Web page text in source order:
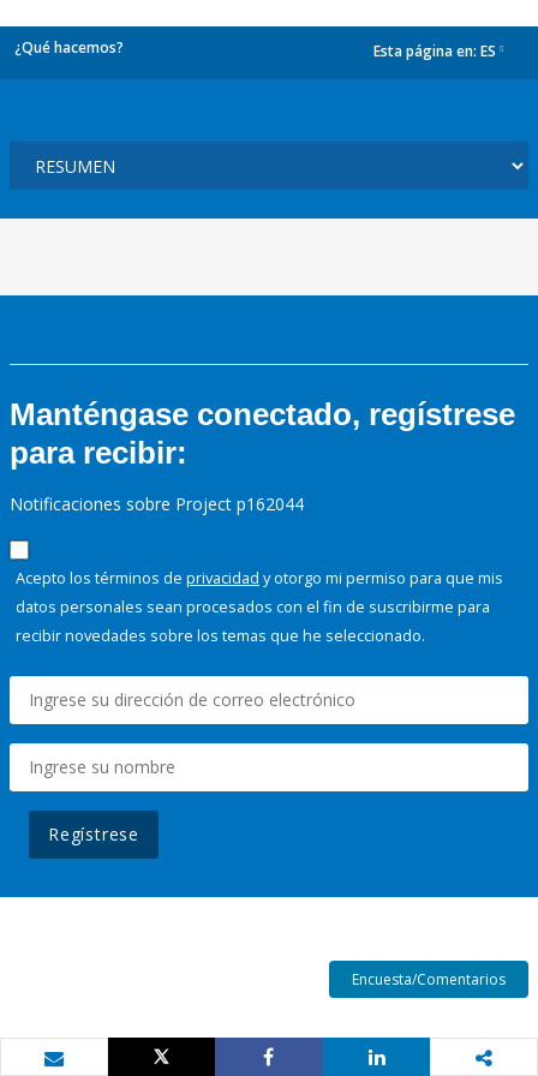
¿Qué hacemos? Esta página en: ES
Manténgase conectado, regístrese
para recibir:
Notificaciones sobre Project p162044
Acepto los términos de privacidad y otorgo mi permiso para que mis
datos personales sean procesados con el fin de suscribirme para
recibir novedades sobre los temas que he seleccionado.
Regístrese
Encuesta/Comentarios